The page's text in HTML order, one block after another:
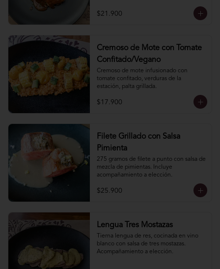
$21.900
Cremoso de Mote con Tomate
Confitado/Vegano
Cremoso de mote infusionado con
tomate confitado, verduras de la
estación, palta grillada.
$17.900
Filete Grillado con Salsa
Pimienta
275 gramos de filete a punto con salsa de
mezcla de pimientas. Incluye
acompañamiento a elección.
$25.900
Lengua Tres Mostazas
Tierna lengua de res, cocinada en vino
blanco con salsa de tres mostazas.
Acompañamiento a elección.